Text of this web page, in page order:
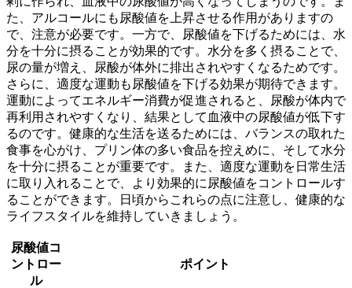
た、アルコールにも尿酸値を上昇させる作用がありますの
で、注意が必要です。一方で、尿酸値を下げるためには、 水
分を十分に摂ることが効果的です。水分を多く摂ることで、
尿の量が増え、尿酸が体外に排出されやすくなるためです。
さらに、適度な運動も尿酸値を下げる効果が期待できます。
運動によってエネルギー消費が促進されると、尿酸が体内で
再利用されやすくなり、結果として血液中の尿酸値が低下す
るのです。健康的な生活を送るためには、 バランスの取れた
食事を心がけ、プリン体の多い食品を控えめに、そして水分
を十分に摂ること が重要です。また、適度な運動を日常生活
に取り入れることで、より効果的に尿酸値をコントロールす
ることができます。日頃からこれらの点に注意し、健康的な
ライフスタイルを維持していきましょう。
尿酸値コ
ントロー
ル
ポイント